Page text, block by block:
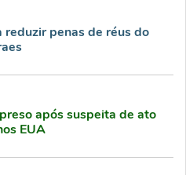
reduzir penas de réus do
após suspeita de ato
EUA